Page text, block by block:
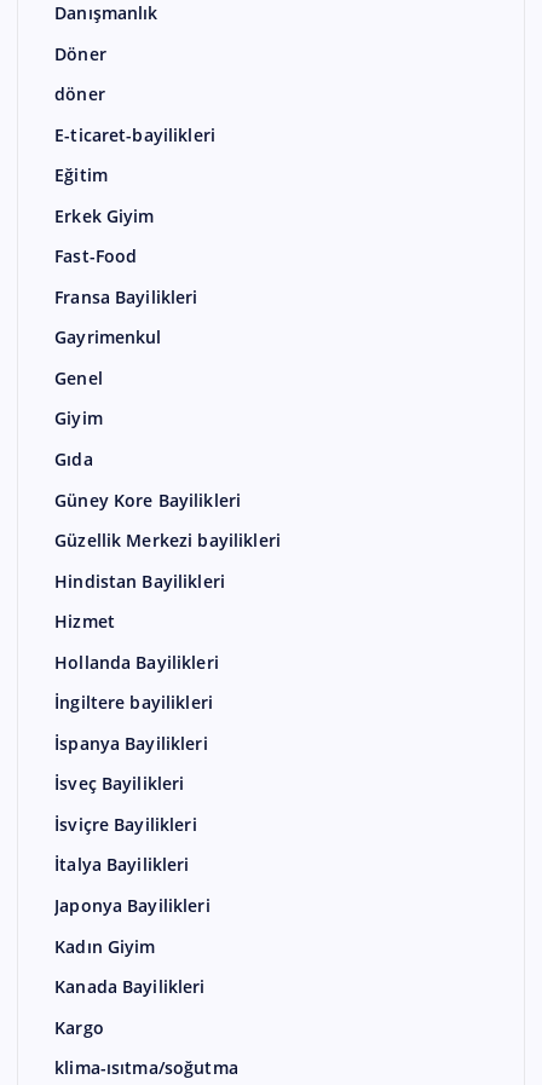
Danışmanlık
Döner
döner
E-ticaret-bayilikleri
Eğitim
Erkek Giyim
Fast-Food
Fransa Bayilikleri
Gayrimenkul
Genel
Giyim
Gıda
Güney Kore Bayilikleri
Güzellik Merkezi bayilikleri
Hindistan Bayilikleri
Hizmet
Hollanda Bayilikleri
İngiltere bayilikleri
İspanya Bayilikleri
İsveç Bayilikleri
İsviçre Bayilikleri
İtalya Bayilikleri
Japonya Bayilikleri
Kadın Giyim
Kanada Bayilikleri
Kargo
klima-ısıtma/soğutma